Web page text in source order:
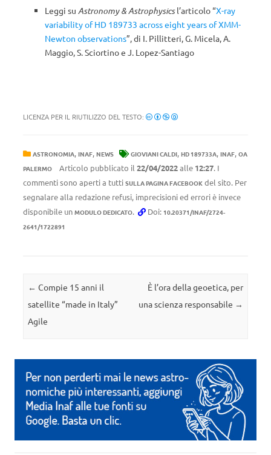
Leggi su Astronomy & Astrophysicsl’articolo “X-ray
variability of HD 189733 across eight years of XMM-
Newton observations”, di I. Pillitteri, G. Micela, A.
Maggio, S. Sciortino e J. Lopez-Santiago
LICENZA PER IL RIUTILIZZO DEL TESTO:
ASTRONOMIA, INAF, NEWS GIOVIANI CALDI, HD 189733A, INAF, OA
PALERMO
Articolo pubblicato il 22/04/2022alle 12:27. I
commenti sono aperti a tutti SULLA PAGINA FACEBOOK del sito. Per
segnalare alla redazione refusi, imprecisioni ed errori è invece
disponibile un MODULO DEDICATO. Doi: 10.20371/INAF/2724-
2641/1722891
Navigazione articolo
← Compie 15 anni il
satellite “made in Italy”
Agile
È l’ora della geoetica, per
una scienza responsabile →